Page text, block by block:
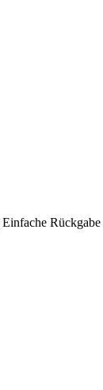
Einfache Rückgabe